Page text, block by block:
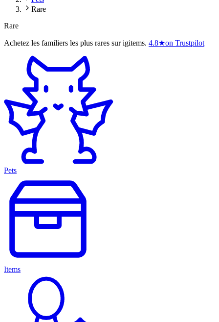
Rare
Rare
Achetez les familiers les plus rares sur igitems. 4.8★on Trustpilot
Pets
Items